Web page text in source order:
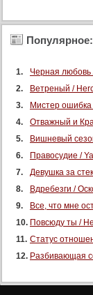
Популярное:
Черная любовь
Ветреный /
Мистер ошибка
Отважный и
Вишневый
Правосудие /
Девушка за
Вдребезги /
Все, что мне
Повсюду ты /
Статус
Разбивающая